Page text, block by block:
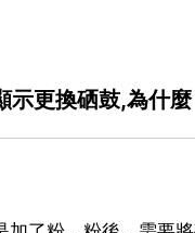
更換硒鼓,為什麼